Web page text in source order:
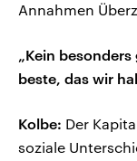
Annahmen
„Kein
beste, das wir
Kolbe: Der
soziale